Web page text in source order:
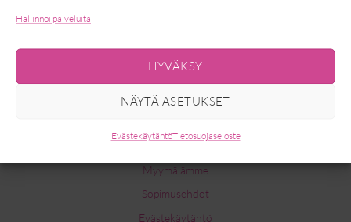
Hallinnoi palveluita
HYVÄKSY
NÄYTÄ ASETUKSET
EvästekäytäntöTietosuojaseloste
INFO
Myymälämme
Sopimusehdot
Evästekäytäntö